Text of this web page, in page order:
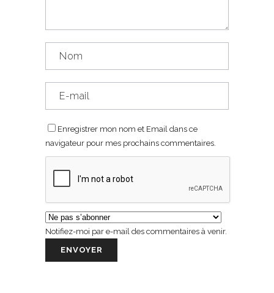
Enregistrer mon nom et Email dans ce
navigateur pour mes prochains commentaires.
Notifiez-moi par e-mail des commentaires à venir.